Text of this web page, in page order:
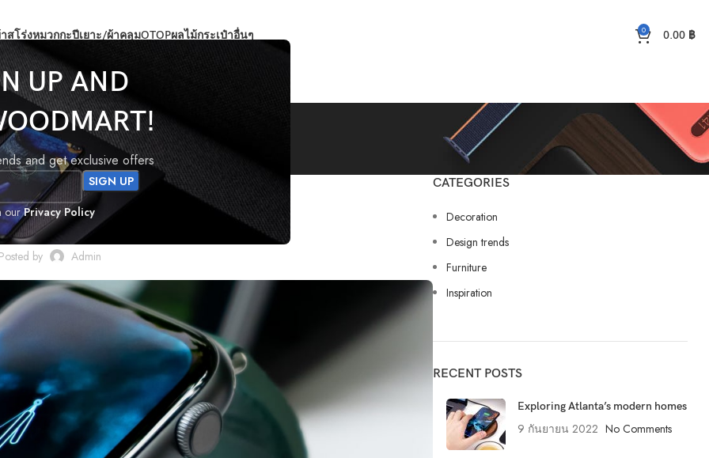
UP AND
and get exclusive offers
ourPrivacy Policy
สโร่งหมวกกะปีเยาะ/ผ้าคลุมOTOPผลไม้กระเป๋าอื่นๆ 0 0.00 ฿
Blog
INSPIRATION
design inspiration
by Admin
CATEGORIES
Decoration
Design trends
Furniture
Inspiration
RECENT POSTS
Exploring Atlanta’s modern homes
9 กันยายน 2022 No Comments